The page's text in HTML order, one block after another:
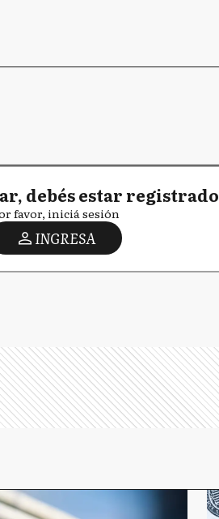
debés estar registrado
favor, iniciá sesión
INGRESA